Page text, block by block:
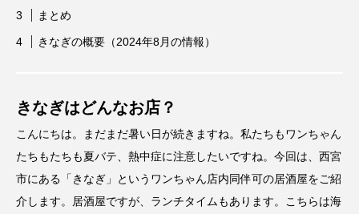
まとめ
きなぎの概要（2024年8月の情報）
きなぎはどんなお店？
こんにちは。まだまだ暑い日が続きますね。私たちもワンちゃん
たちもたちも夏バテ、熱中症に注意したいですね。今回は、西宮
市にある「きなぎ」というワンちゃん店内同伴可の居酒屋をご紹
介します。居酒屋ですが、ランチタイムもあります。こちらは海